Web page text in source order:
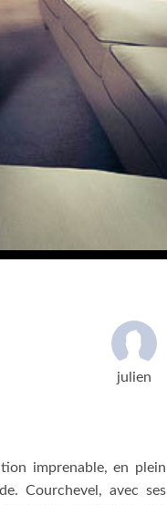
julien
imprenable, en plein
Courchevel, avec ses